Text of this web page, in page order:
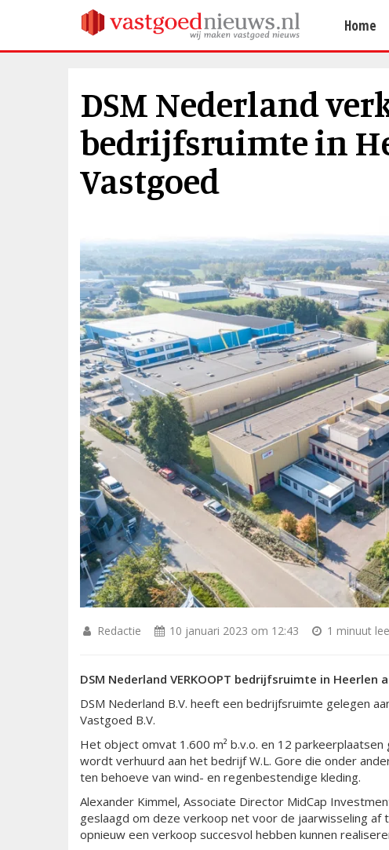
Home
DSM Nederland
bedrijfsruimte in
Vastgoed
Redactie 10 januari 2023 om 12:43 1 minuut
DSM Nederland VERKOOPT bedrijfsruimte in Heerlen
DSM Nederland B.V. heeft een bedrijfsruimte gelegen
Vastgoed B.V.
Het object omvat 1.600 m² b.v.o. en 12
wordt verhuurd aan het bedrijf W.L. Gore die onder
ten behoeve van wind- en regenbestendige kleding.
Alexander Kimmel, Associate Director MidCap
geslaagd om deze verkoop net voor de jaarwisseling
opnieuw een verkoop succesvol hebben kunnen